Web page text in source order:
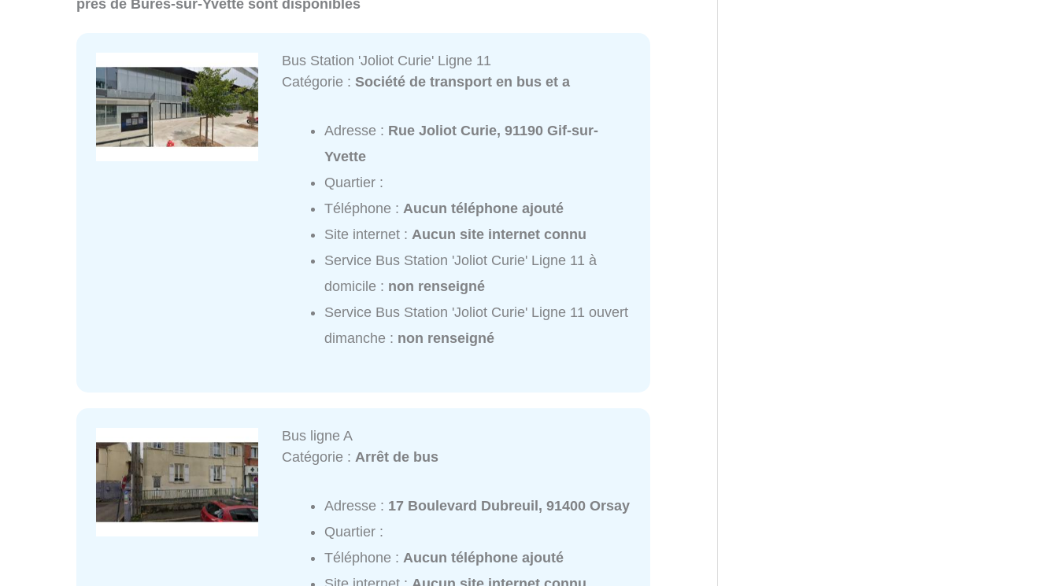
près de Bures-sur-Yvette sont disponibles
Bus Station 'Joliot Curie' Ligne 11
Catégorie :Société de transport en bus et a
Adresse : Rue Joliot Curie, 91190 Gif-sur-
Yvette
Quartier :
Téléphone :Aucun téléphone ajouté
Site internet :Aucun site internet connu
Service Bus Station 'Joliot Curie' Ligne 11 à
domicile : non renseigné
Service Bus Station 'Joliot Curie' Ligne 11 ouvert
dimanche : non renseigné
Bus ligne A
Catégorie :Arrêt de bus
Adresse : 17 Boulevard Dubreuil, 91400 Orsay
Quartier :
Téléphone :Aucun téléphone ajouté